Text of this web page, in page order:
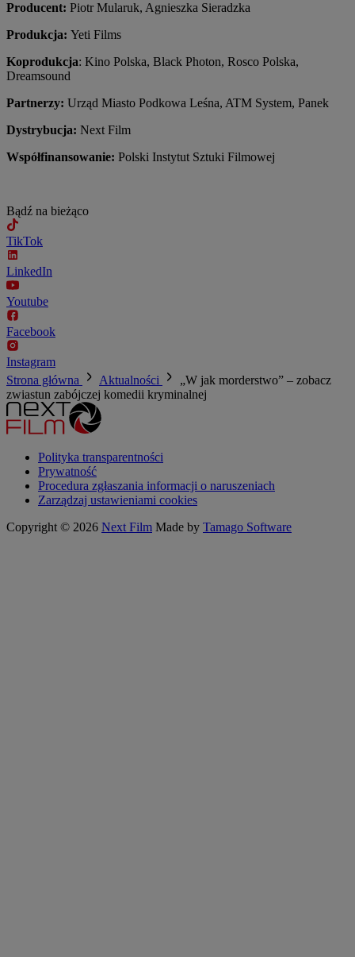
Producent: Piotr Mularuk, Agnieszka Sieradzka
Produkcja: Yeti Films
Koprodukcja: Kino Polska, Black Photon, Rosco Polska,
Dreamsound
Partnerzy: Urząd Miasto Podkowa Leśna, ATM System, Panek
Dystrybucja: Next Film
Współfinansowanie: Polski Instytut Sztuki Filmowej
Bądź na bieżąco
TikTok
LinkedIn
Youtube
Facebook
Instagram
Strona główna
Aktualności
„W jak morderstwo” – zobacz
zwiastun zabójczej komedii kryminalnej
Polityka transparentności
Prywatność
Procedura zgłaszania informacji o naruszeniach
Zarządzaj ustawieniami cookies
Copyright © 2026 Next Film Made by Tamago Software